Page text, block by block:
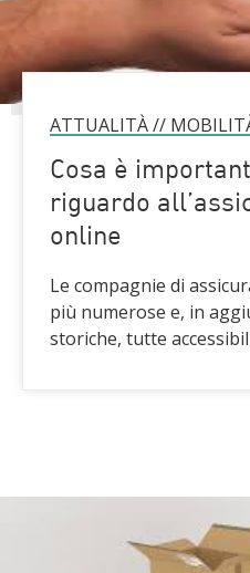
ATTUALITÀ//
Cosa è
riguardo
online
Le compagnie di
più numerose e, in
storiche, tutte